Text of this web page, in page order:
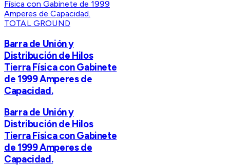
TOTAL GROUND
Barra de Unión y
Distribución de Hilos
Tierra Física con Gabinete
de 1999 Amperes de
Capacidad.
Barra de Unión y
Distribución de Hilos
Tierra Física con Gabinete
de 1999 Amperes de
Capacidad.